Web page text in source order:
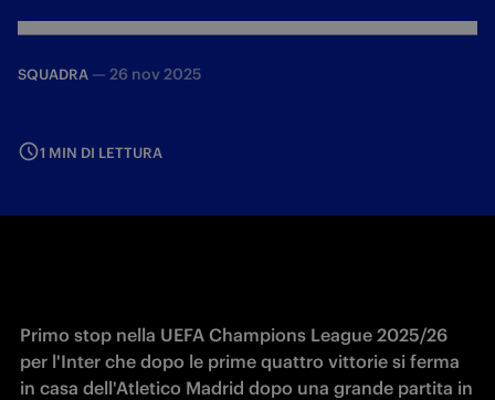
SQUADRA — 26 nov 2025
1 MIN DI LETTURA
Primo stop nella UEFA Champions League 2025/26
per l'Inter che dopo le prime quattro vittorie si ferma
in casa dell'Atletico Madrid dopo una grande partita in